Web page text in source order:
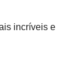
incríveis e